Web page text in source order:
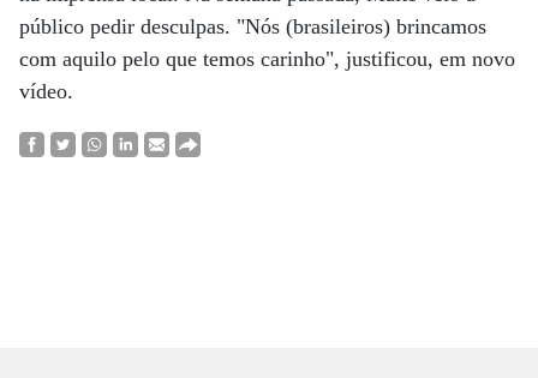
público pedir desculpas. "Nós (brasileiros) brincamos
com aquilo pelo que temos carinho", justificou, em novo
vídeo.